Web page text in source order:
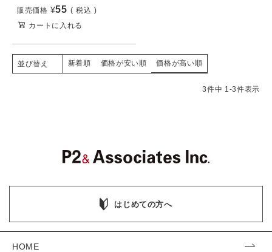
販売価格 ¥55
税込
カートに入れる
並び替え 新着順 価格が安い順 価格が高い順
3件中 1-3件表示
はじめての方へ
HOME